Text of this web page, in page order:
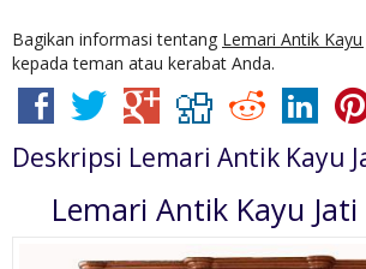
Bagikan informasi tentang Lemari Antik Kayu
kepada teman atau kerabat Anda.
Deskripsi Lemari Antik Kayu
Lemari Antik Kayu